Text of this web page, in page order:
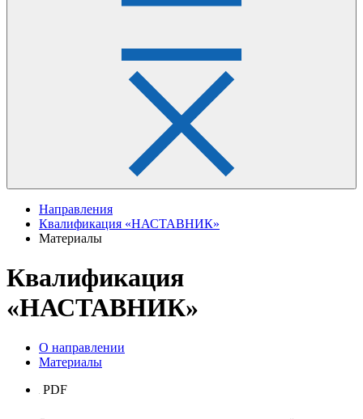
Направления
Квалификация «НАСТАВНИК»
Материалы
Квалификация
«НАСТАВНИК»
О направлении
Материалы
PDF